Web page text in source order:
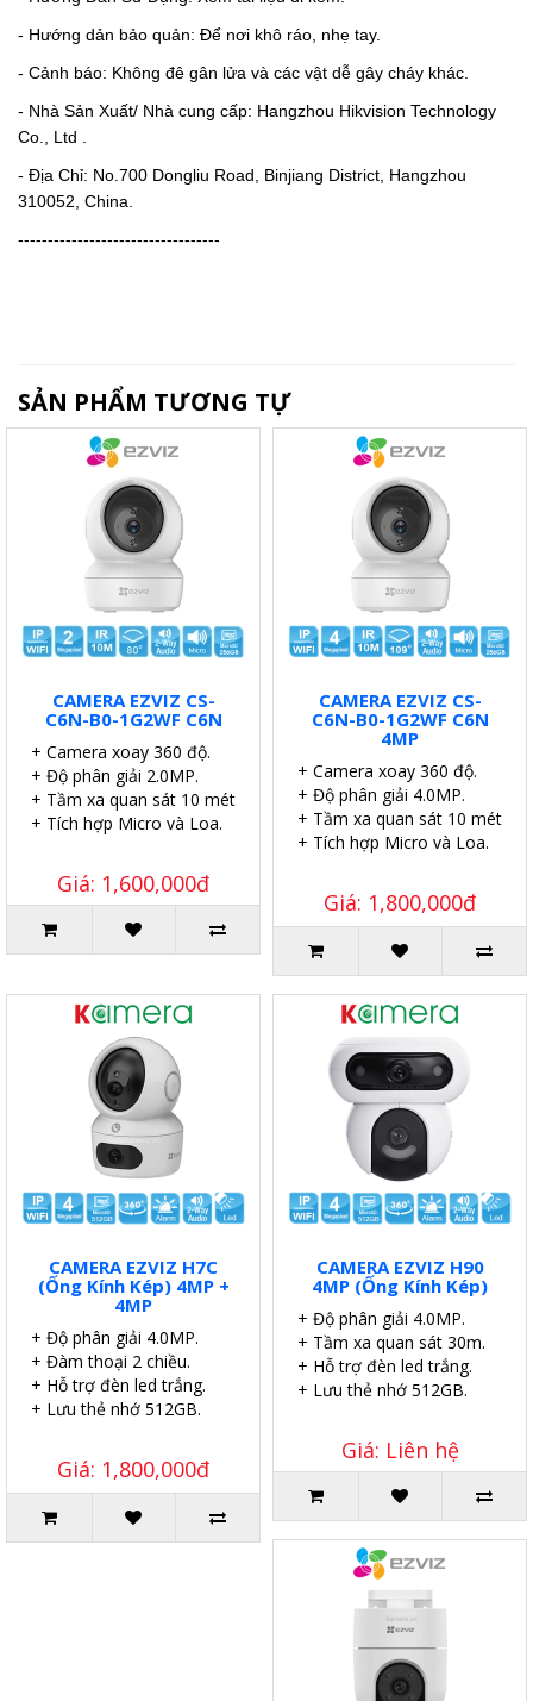
- Hướng dản bảo quản: Để nơi khô ráo, nhẹ tay.
- Cảnh báo: Không đê gân lửa và các vật dễ gây cháy khác.
- Nhà Sản Xuất/ Nhà cung cấp: Hangzhou Hikvision Technology
Co., Ltd .
- Địa Chỉ: No.700 Dongliu Road, Binjiang District, Hangzhou
310052, China.
----------------------------------
SẢN PHẨM TƯƠNG TỰ
CAMERA EZVIZ CS-
C6N-B0-1G2WF C6N
+ Camera xoay 360 độ.
+ Độ phân giải 2.0MP.
+ Tầm xa quan sát 10 mét.
+ Tích hợp Micro và Loa.
Giá: 1,600,000đ
CAMERA EZVIZ CS-
C6N-B0-1G2WF C6N
4MP
+ Camera xoay 360 độ.
+ Độ phân giải 4.0MP.
+ Tầm xa quan sát 10 mét.
+ Tích hợp Micro và Loa.
Giá: 1,800,000đ
CAMERA EZVIZ H7C
(Ống Kính Kép) 4MP +
4MP
+ Độ phân giải 4.0MP.
+ Đàm thoại 2 chiều.
+ Hỗ trợ đèn led trắng.
+ Lưu thẻ nhớ 512GB.
Giá: 1,800,000đ
CAMERA EZVIZ H90
4MP (Ống Kính Kép)
+ Độ phân giải 4.0MP.
+ Tầm xa quan sát 30m.
+ Hỗ trợ đèn led trắng.
+ Lưu thẻ nhớ 512GB.
Giá: Liên hệ